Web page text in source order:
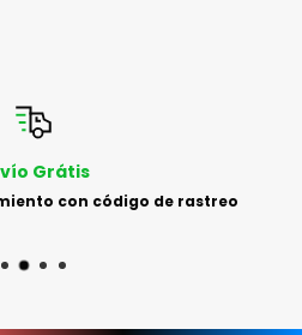
Grátis
con código de rastreo